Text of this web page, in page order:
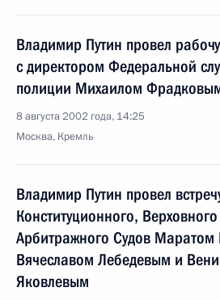
Владимир Путин провел
с директором Федеральной
полиции Михаилом
8 августа 2002 года, 14:25
Москва, Кремль
Владимир Путин провел
Конституционного,
Арбитражного Судов Маратом
Вячеславом Лебедевым и
Яковлевым